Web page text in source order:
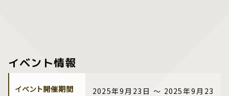
イベント情報
イベント開催期間
2025年9月23日 ～ 2025年9月23